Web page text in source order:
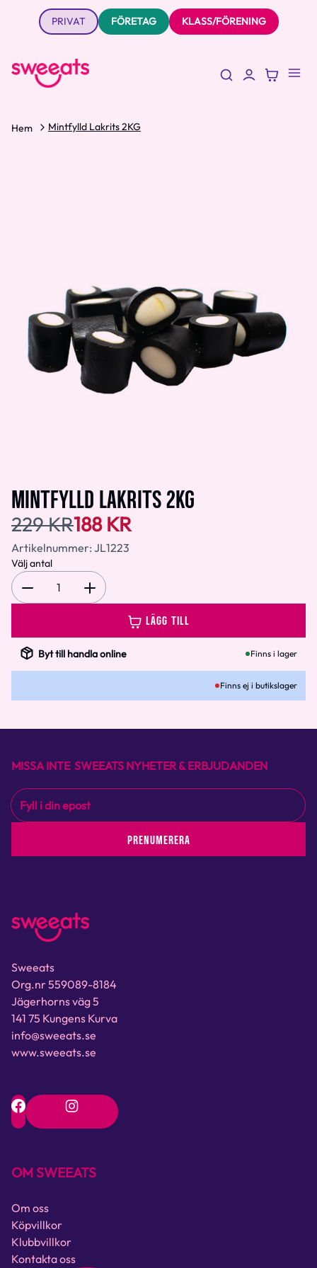
PRIVAT FÖRETAG KLASS/FÖRENING
Hem Mintfylld Lakrits 2KG
MINTFYLLD LAKRITS 2KG
229 KR188 KR
Artikelnummer: JL1223
Välj antal
1
LÄGG TILL
Byt till handla online Finns i lager
Finns ej i butikslager
MISSA INTE SWEEATS NYHETER & ERBJUDANDEN
PRENUMERERA
Sweeats
Org.nr 559089-8184
Jägerhorns väg 5
141 75 Kungens Kurva
info@sweeats.se
www.sweeats.se
OM SWEEATS
Om oss
Köpvillkor
Klubbvillkor
Kontakta oss